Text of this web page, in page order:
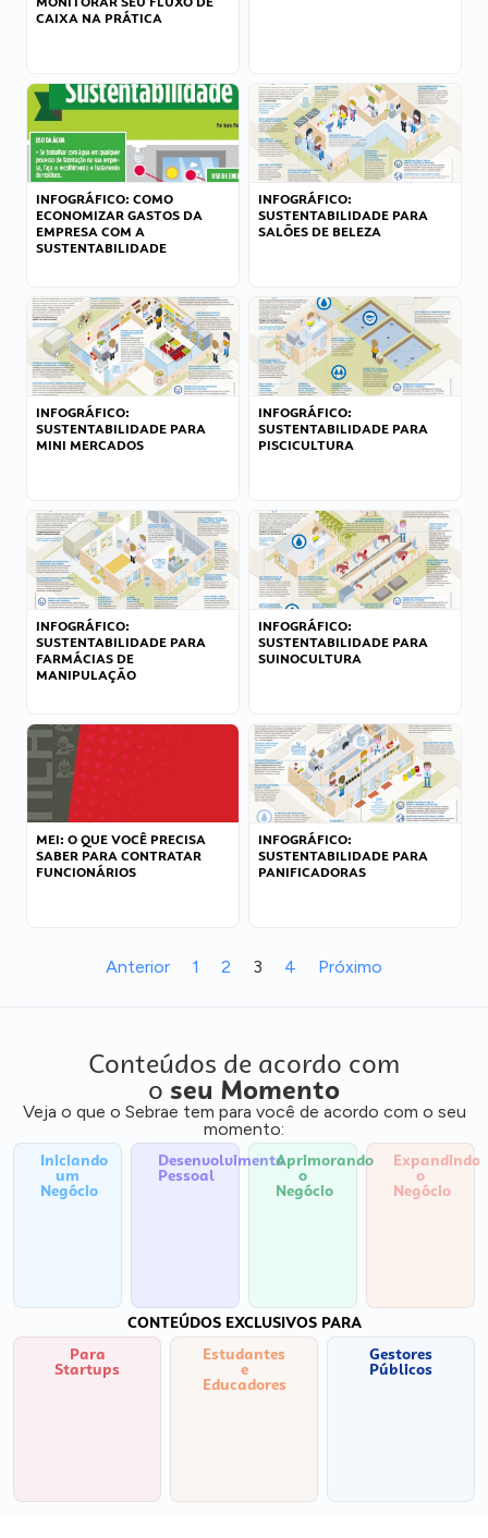
CAIXA NA PRÁTICA
INFOGRÁFICO: COMO
ECONOMIZAR GASTOS DA
EMPRESA COM A
SUSTENTABILIDADE
INFOGRÁFICO:
SUSTENTABILIDADE PARA
SALÕES DE BELEZA
INFOGRÁFICO:
SUSTENTABILIDADE PARA
MINI MERCADOS
INFOGRÁFICO:
SUSTENTABILIDADE PARA
PISCICULTURA
INFOGRÁFICO:
SUSTENTABILIDADE PARA
FARMÁCIAS DE
MANIPULAÇÃO
INFOGRÁFICO:
SUSTENTABILIDADE PARA
SUINOCULTURA
MEI: O QUE VOCÊ PRECISA
SABER PARA CONTRATAR
FUNCIONÁRIOS
INFOGRÁFICO:
SUSTENTABILIDADE PARA
PANIFICADORAS
Anterior 1 2 3 4 Próximo
Conteúdos de acordo com
o seu Momento
Veja o que o Sebrae tem para você de acordo com o seu
momento:
Iniciando
um
Negócio
Desenvolvimento
Pessoal
Aprimorando
o
Negócio
Expandindo
o
Negócio
CONTEÚDOS EXCLUSIVOS PARA
Para
Startups
Estudantes
e
Educadores
Gestores
Públicos